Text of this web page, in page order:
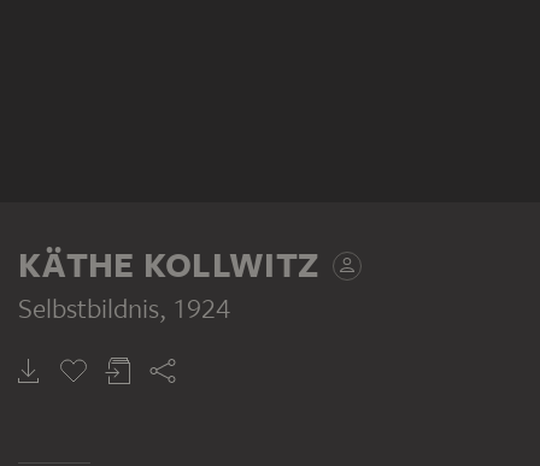
KÄTHE KOLLWITZ
Selbstbildnis, 1924